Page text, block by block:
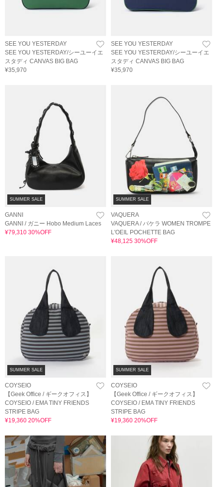
SEE YOU YESTERDAY
SEE YOU YESTERDAY/シーユーイエ
スタディ CANVAS BIG BAG
¥35,970
SEE YOU YESTERDAY
SEE YOU YESTERDAY/シーユーイエ
スタディ CANVAS BIG BAG
¥35,970
SUMMER SALE
GANNI
GANNI / ガニー Hobo Medium Laces
¥79,310 30%OFF
SUMMER SALE
VAQUERA
VAQUERA / バケラ WOMEN TROMPE
L'OEIL POCHETTE BAG
¥48,125 30%OFF
SUMMER SALE
COYSEIO
【Geek Office / ギークオフィス】
COYSEIO / EMA TINY FRIENDS
STRIPE BAG
¥19,360 20%OFF
SUMMER SALE
COYSEIO
【Geek Office / ギークオフィス】
COYSEIO / EMA TINY FRIENDS
STRIPE BAG
¥19,360 20%OFF